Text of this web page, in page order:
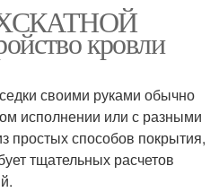
кровли
своими руками обычно
исполнении или с разными
простых способов покрытия,
тщательных расчетов